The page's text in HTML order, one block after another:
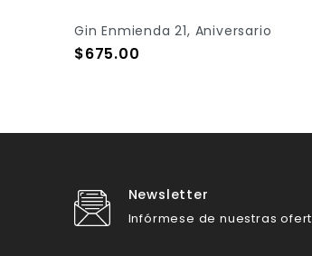
Gin Enmienda 21, Aniversario
Precio
$675.00
Newsletter
Infórmese de nuestras